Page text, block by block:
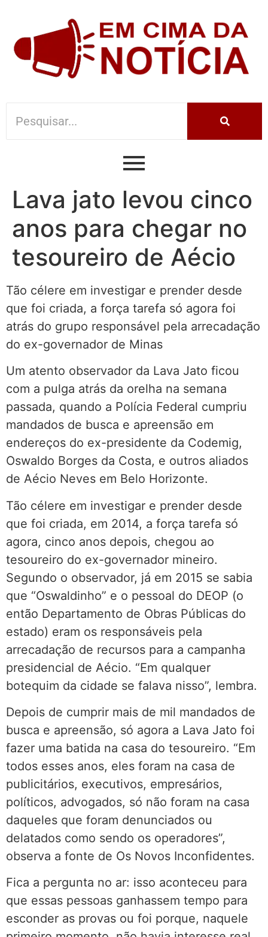
Lava jato levou cinco
anos para chegar no
tesoureiro de Aécio
Tão célere em investigar e prender desde
que foi criada, a força tarefa só agora foi
atrás do grupo responsável pela arrecadação
do ex-governador de Minas
Um atento observador da Lava Jato ficou
com a pulga atrás da orelha na semana
passada, quando a Polícia Federal cumpriu
mandados de busca e apreensão em
endereços do ex-presidente da Codemig,
Oswaldo Borges da Costa, e outros aliados
de Aécio Neves em Belo Horizonte.
Tão célere em investigar e prender desde
que foi criada, em 2014, a força tarefa só
agora, cinco anos depois, chegou ao
tesoureiro do ex-governador mineiro.
Segundo o observador, já em 2015 se sabia
que “Oswaldinho” e o pessoal do DEOP (o
então Departamento de Obras Públicas do
estado) eram os responsáveis pela
arrecadação de recursos para a campanha
presidencial de Aécio. “Em qualquer
botequim da cidade se falava nisso”, lembra.
Depois de cumprir mais de mil mandados de
busca e apreensão, só agora a Lava Jato foi
fazer uma batida na casa do tesoureiro. “Em
todos esses anos, eles foram na casa de
publicitários, executivos, empresários,
políticos, advogados, só não foram na casa
daqueles que foram denunciados ou
delatados como sendo os operadores”,
observa a fonte de Os Novos Inconfidentes.
Fica a pergunta no ar: isso aconteceu para
que essas pessoas ganhassem tempo para
esconder as provas ou foi porque, naquele